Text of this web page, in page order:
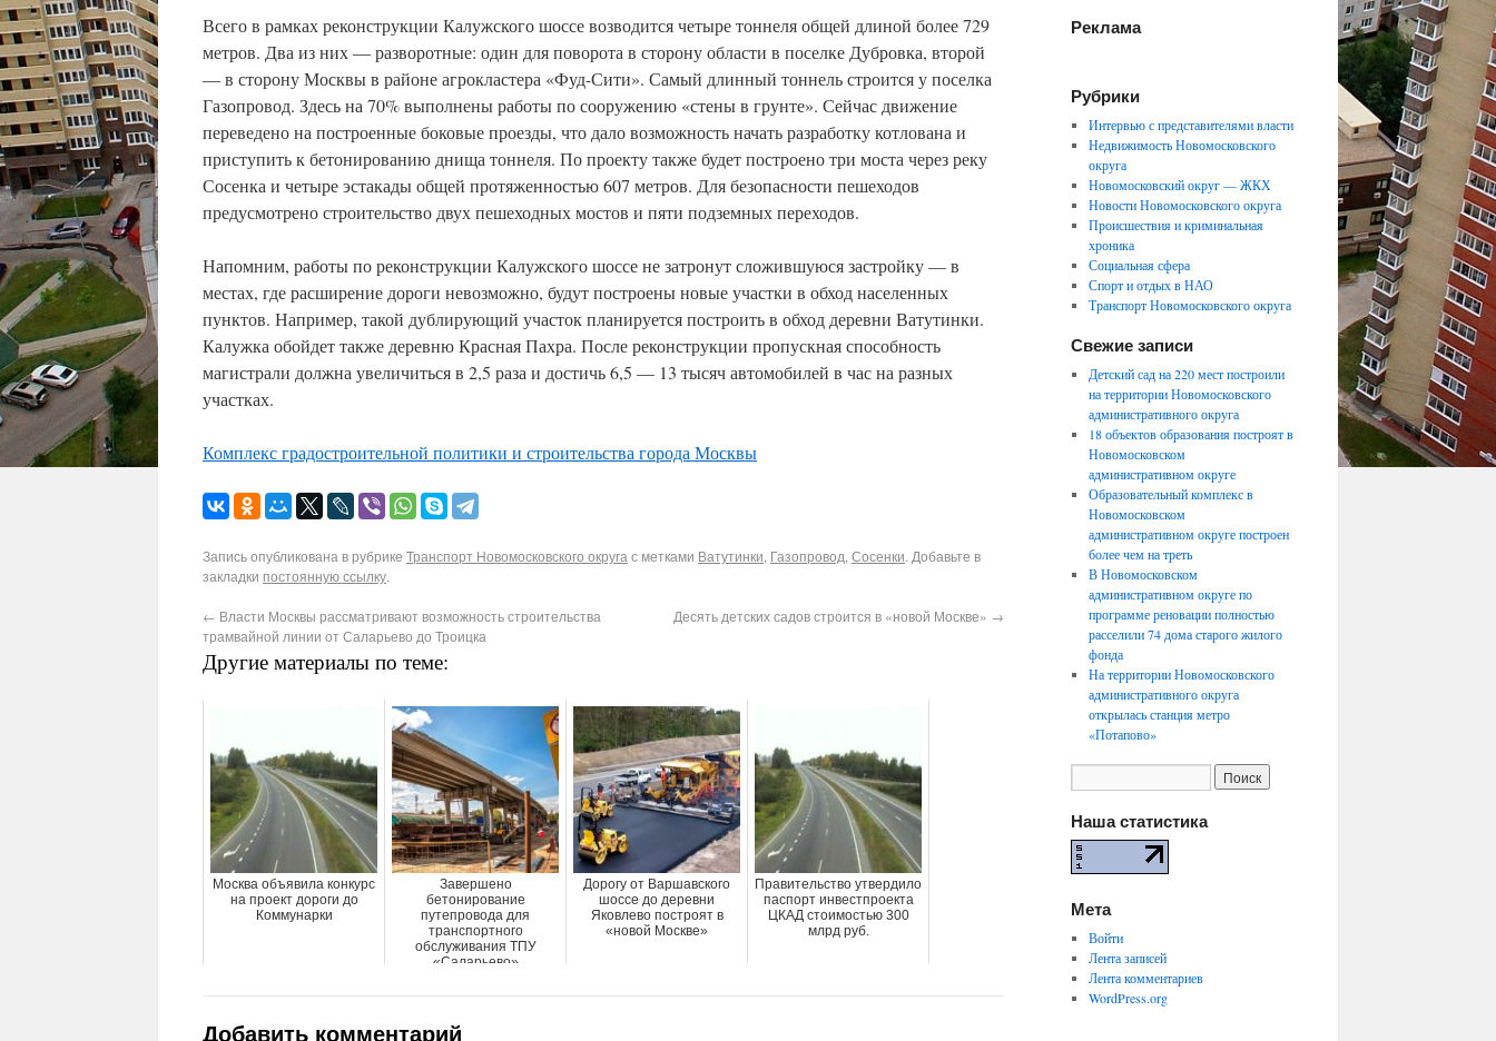
Всего в рамках реконструкции Калужского шоссе возводится четыре тоннеля общей длиной более 729
метров. Два из них — разворотные: один для поворота в сторону области в поселке Дубровка, второй
— в сторону Москвы в районе агрокластера «Фуд-Сити». Самый длинный тоннель строится у поселка
Газопровод. Здесь на 70% выполнены работы по сооружению «стены в грунте». Сейчас движение
переведено на построенные боковые проезды, что дало возможность начать разработку котлована и
приступить к бетонированию днища тоннеля. По проекту также будет построено три моста через реку
Сосенка и четыре эстакады общей протяженностью 607 метров. Для безопасности пешеходов
предусмотрено строительство двух пешеходных мостов и пяти подземных переходов.
Напомним, работы по реконструкции Калужского шоссе не затронут сложившуюся застройку — в
местах, где расширение дороги невозможно, будут построены новые участки в обход населенных
пунктов. Например, такой дублирующий участок планируется построить в обход деревни Ватутинки.
Калужка обойдет также деревню Красная Пахра. После реконструкции пропускная способность
магистрали должна увеличиться в 2,5 раза и достичь 6,5 — 13 тысяч автомобилей в час на разных
участках.
Комплекс градостроительной политики и строительства города Москвы
Запись опубликована в рубрике Транспорт Новомосковского округа с метками Ватутинки, Газопровод, Сосенки. Добавьте в
закладки постоянную ссылку.
← Власти Москвы рассматривают возможность строительства
трамвайной линии от Саларьево до Троицка
Десять детских садов строится в «новой Москве» →
Другие материалы по теме:
Москва объявила конкурс
на проект дороги до
Коммунарки
Завершено
бетонирование
путепровода для
транспортного
обслуживания ТПУ
«Саларьево»
Дорогу от Варшавского
шоссе до деревни
Яковлево построят в
«новой Москве»
Правительство утвердило
паспорт инвестпроекта
ЦКАД стоимостью 300
млрд руб.
Добавить комментарий
Реклама
Рубрики
Интервью с представителями власти
Недвижимость Новомосковского
округа
Новомосковский округ — ЖКХ
Новости Новомосковского округа
Происшествия и криминальная
хроника
Социальная сфера
Спорт и отдых в НАО
Транспорт Новомосковского округа
Свежие записи
Детский сад на 220 мест построили
на территории Новомосковского
административного округа
18 объектов образования построят в
Новомосковском
административном округе
Образовательный комплекс в
Новомосковском
административном округе построен
более чем на треть
В Новомосковском
административном округе по
программе реновации полностью
расселили 74 дома старого жилого
фонда
На территории Новомосковского
административного округа
открылась станция метро
«Потапово»
Наша статистика
Мета
Войти
Лента записей
Лента комментариев
WordPress.org